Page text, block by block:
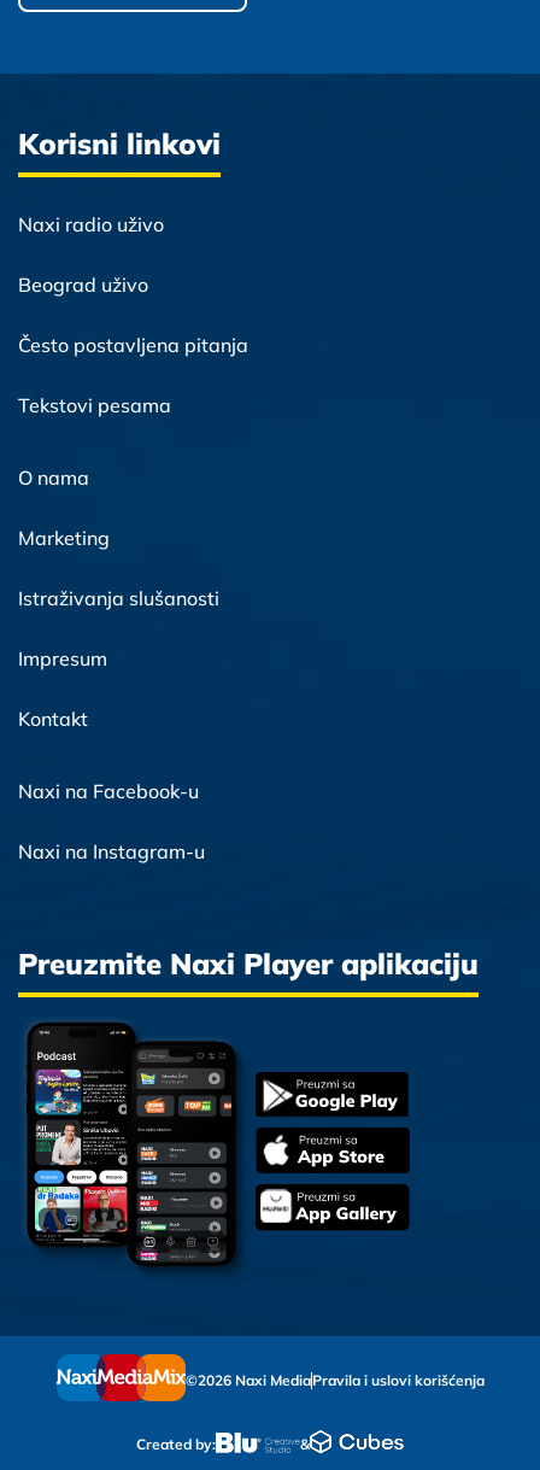
Korisni linkovi
Naxi radio uživo
Beograd uživo
Često postavljena pitanja
Tekstovi pesama
O nama
Marketing
Istraživanja slušanosti
Impresum
Kontakt
Naxi na Facebook-u
Naxi na Instagram-u
Preuzmite Naxi Player aplikaciju
©2026 Naxi MediaPravila i uslovi korišćenja
Created by: &